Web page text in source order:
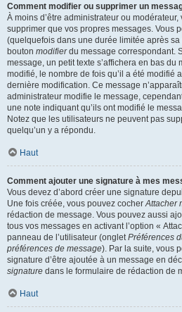
Comment modifier ou supprimer un
À moins d’être administrateur ou
supprimer que vos propres messages. Vous
(quelquefois dans une durée limitée après
bouton modifierdu message correspondant.
message, un petit texte s’affichera en bas du
modifié, le nombre de fois qu’il a été modifié
dernière modification. Ce message
administrateur modifie le message,
une note indiquant qu’ils ont modifié le
Notez que les utilisateurs ne peuvent pas
quelqu’un y a répondu.
Haut
Comment ajouter une signature à mes
Vous devez d’abord créer une signature
Une fois créée, vous pouvez cocherAttacher
rédaction de message. Vous pouvez aussi
tous vos messages en activant l’option «
panneau de l’utilisateur (ongletPréférences
préférences de message). Par la suite, vous
signature d’être ajoutée à un message en
signature dans le formulaire de rédaction de
Haut